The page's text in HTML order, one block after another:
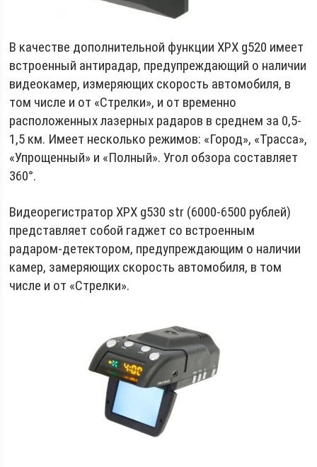
В качестве дополнительной функции XPX g520 имеет
встроенный антирадар, предупреждающий о наличии
видеокамер, измеряющих скорость автомобиля, в
том числе и от «Стрелки», и от временно
расположенных лазерных радаров в среднем за 0,5-
1,5 км. Имеет несколько режимов: «Город», «Трасса»,
«Упрощенный» и «Полный». Угол обзора составляет
360°.
Видеорегистратор XPX g530 str (6000-6500 рублей)
представляет собой гаджет со встроенным
радаром-детектором, предупреждающим о наличии
камер, замеряющих скорость автомобиля, в том
числе и от «Стрелки».